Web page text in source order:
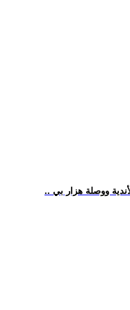
ووصلة هزار بي